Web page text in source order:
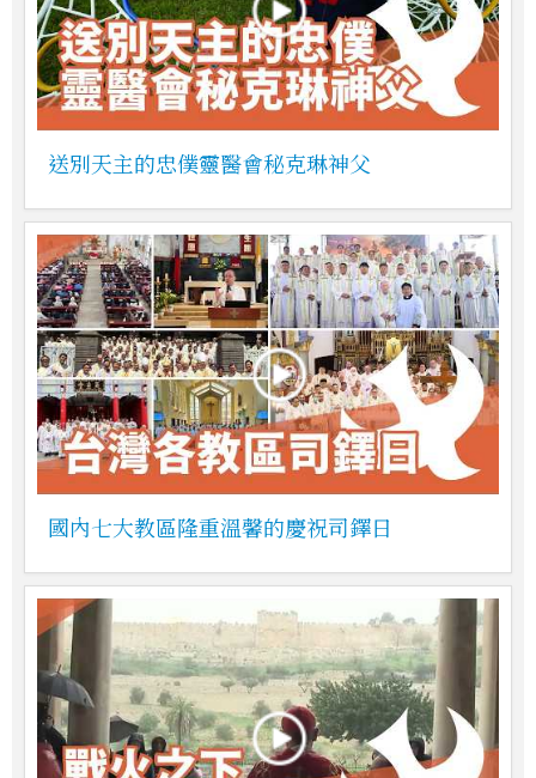
送別天主的忠僕靈醫會秘克琳神父
國內七大教區隆重溫馨的慶祝司鐸日